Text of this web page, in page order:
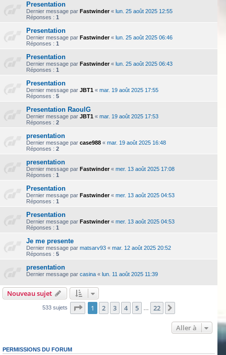
Presentation
Dernier message par Fastwinder« lun. 25 août 2025 12:55
Réponses : 1
Presentation
Dernier message par Fastwinder« lun. 25 août 2025 06:46
Réponses : 1
Presentation
Dernier message par Fastwinder« lun. 25 août 2025 06:43
Réponses : 1
Presentation
Dernier message par JBT1 « mar. 19 août 2025 17:55
Réponses : 5
Presentation RaoulG
Dernier message par JBT1 « mar. 19 août 2025 17:53
Réponses : 2
presentation
Dernier message par case988 « mar. 19 août 2025 16:48
Réponses : 2
presentation
Dernier message par Fastwinder« mer. 13 août 2025 17:08
Réponses : 1
Presentation
Dernier message par Fastwinder« mer. 13 août 2025 04:53
Réponses : 1
Presentation
Dernier message par Fastwinder« mer. 13 août 2025 04:53
Réponses : 1
Je me presente
Dernier message par matsarv93 « mar. 12 août 2025 20:52
Réponses : 5
presentation
Dernier message par casina « lun. 11 août 2025 11:39
Nouveau sujet
533 sujets Page 1sur22
1 2 3 4 5 22
Aller à
PERMISSIONS DU FORUM